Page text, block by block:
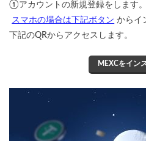
①アカウントの新規登録をします。
スマホの場合は下記ボタン からイ
下記のQRからアクセスします。
MEXCをイン